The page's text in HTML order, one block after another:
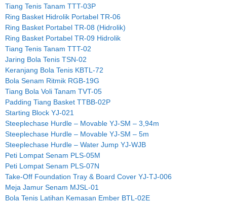
Tiang Tenis Tanam TTT-03P
Ring Basket Hidrolik Portabel TR-06
Ring Basket Portabel TR-08 (Hidrolik)
Ring Basket Portabel TR-09 Hidrolik
Tiang Tenis Tanam TTT-02
Jaring Bola Tenis TSN-02
Keranjang Bola Tenis KBTL-72
Bola Senam Ritmik RGB-19G
Tiang Bola Voli Tanam TVT-05
Padding Tiang Basket TTBB-02P
Starting Block YJ-021
Steeplechase Hurdle – Movable YJ-SM – 3,94m
Steeplechase Hurdle – Movable YJ-SM – 5m
Steeplechase Hurdle – Water Jump YJ-WJB
Peti Lompat Senam PLS-05M
Peti Lompat Senam PLS-07N
Take-Off Foundation Tray & Board Cover YJ-TJ-006
Meja Jamur Senam MJSL-01
Bola Tenis Latihan Kemasan Ember BTL-02E